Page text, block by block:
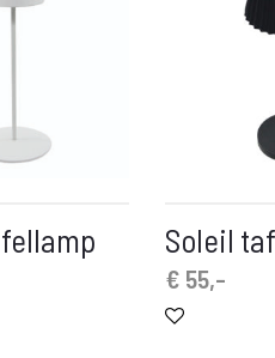
Soleil
€ 55,-